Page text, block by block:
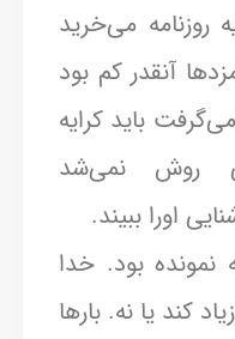
روزنامه می‌خرید
آنقدر کم بود
باید کرایه
روش نمی‌شد
اورا ببیند.
نمونده بود. خدا
کند یا نه. بارها